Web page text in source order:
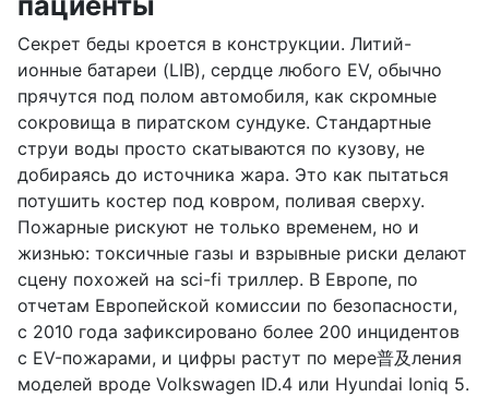
Секрет беды кроется в конструкции. Литий-
ионные батареи (LIB), сердце любого EV, обычно
прячутся под полом автомобиля, как скромные
сокровища в пиратском сундуке. Стандартные
струи воды просто скатываются по кузову, не
добираясь до источника жара. Это как пытаться
потушить костер под ковром, поливая сверху.
Пожарные рискуют не только временем, но и
жизнью: токсичные газы и взрывные риски делают
сцену похожей на sci-fi триллер. В Европе, по
отчетам Европейской комиссии по безопасности,
с 2010 года зафиксировано более 200 инцидентов
с EV-пожарами, и цифры растут по мере普及ления
моделей вроде Volkswagen ID.4 или Hyundai Ioniq 5.